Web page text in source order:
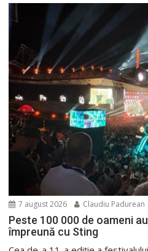
7 august 2026 Claudiu Padurean
Peste 100 000 de oameni
împreună cu Sting